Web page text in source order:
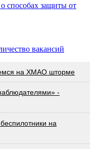
способах защиты от
вакансий
на ХМАО шторме
-
на